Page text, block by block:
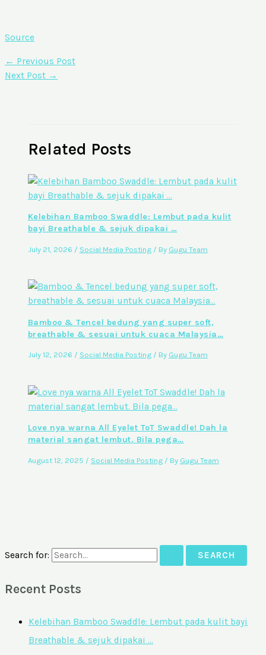
Source
← Previous Post
Next Post →
Related Posts
Kelebihan Bamboo Swaddle: Lembut pada kulit
bayi Breathable & sejuk dipakai …
July 21, 2026 / Social Media Posting/ By Gugu Team
Bamboo & Tencel bedung yang super soft,
breathable & sesuai untuk cuaca Malaysia…
July 12, 2026 / Social Media Posting/ By Gugu Team
Love nya warna All Eyelet ToT Swaddle! Dah la
material sangat lembut. Bila pega…
August 12, 2025 / Social Media Posting/ By Gugu Team
Search for:
Recent Posts
Kelebihan Bamboo Swaddle: Lembut pada kulit bayi
Breathable & sejuk dipakai …